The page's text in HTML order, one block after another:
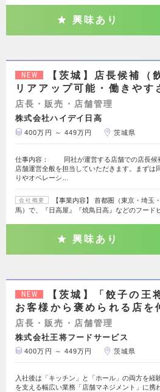
興味あり
NEW
【茨城】店長候補（
リアアップ可能・働きやす
店長・販売・店舗管理
株式会社ハイデイ日高
400万円 ～ 449万円 茨城県
仕事内容： 同社が運営する店舗での店長候
店舗運営全般を担当していただきます。まずは
りやオペレーシ…
会社概要
【事業内容】 首都圏（東京・埼玉
馬）で、『日高屋』『焼鳥日高』などのフード
興味あり
NEW
【茨城】「餃子の王
お客様から褒められる店を
店長・販売・店舗管理
株式会社王将フードサービス
400万円 ～ 449万円 茨城県
入社後は「キッチン」と「ホール」の両方を経
を支える幅広い業務「店舗マネジメント」に携